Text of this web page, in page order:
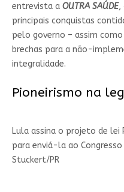
entrevista a OUTRA SAÚDE,
principais conquistas
pelo governo – assim
brechas para a não-
integralidade.
Pioneirismo na
Lula assina o projeto de lei
para enviá-la ao Congresso
Stuckert/PR